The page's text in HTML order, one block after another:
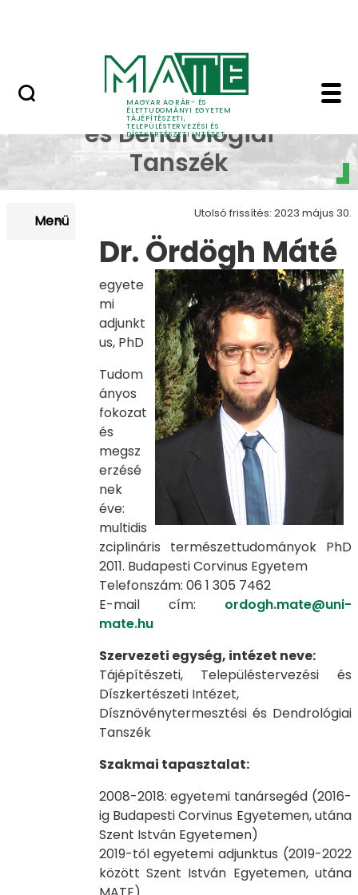
MAGYAR AGRÁR- ÉS
ÉLETTUDOMÁNYI EGYETEM
TÁJÉPÍTÉSZETI,
TELEPÜLÉSTERVEZÉSI ÉS
DÍSZKERTÉSZETI INTÉZET
Dr. Ördögh Máté -
Dísznövénytermesztési
és Dendrológiai
Tanszék
Menü Utolsó frissítés: 2023 május 30.
Dr. Ördögh Máté
egyete
mi
adjunkt
us, PhD
Tudom
ányos
fokozat
és
megsz
erzésé
nek
éve:
multidis
zciplináris természettudományok PhD
2011. Budapesti Corvinus Egyetem
Telefonszám: 06 1 305 7462
E-mail cím: ordogh.mate@uni-
mate.hu
Szervezeti egység, intézet neve:
Tájépítészeti, Településtervezési és
Díszkertészeti Intézet,
Dísznövénytermesztési és Dendrológiai
Tanszék
Szakmai tapasztalat:
2008-2018: egyetemi tanársegéd (2016-
ig Budapesti Corvinus Egyetemen, utána
Szent István Egyetemen)
2019-től egyetemi adjunktus (2019-2022
között Szent István Egyetemen, utána